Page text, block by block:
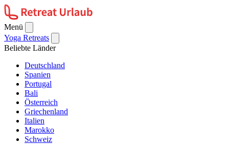
Menü
Yoga Retreats
Beliebte Länder
Deutschland
Spanien
Portugal
Bali
Österreich
Griechenland
Italien
Marokko
Schweiz